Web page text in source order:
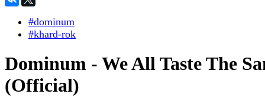
#dominum
#khard-rok
Dominum - We All Taste The
(Official)